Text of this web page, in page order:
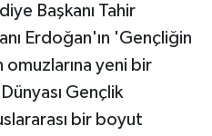
Başkanı Tahir
Erdoğan'ın 'Gençliğin
omuzlarına yeni bir
Gençlik
bir boyut